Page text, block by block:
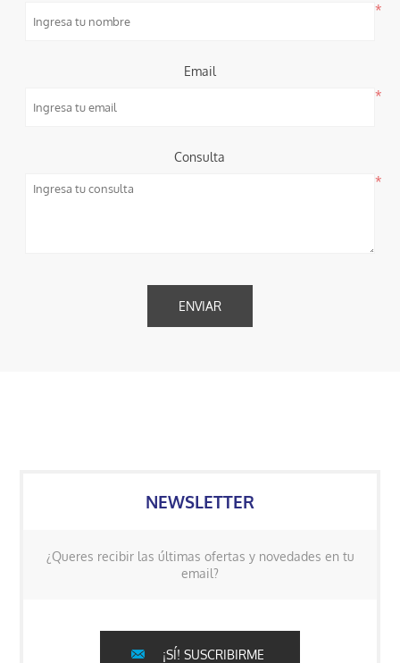
*
Email
*
Consulta
*
NEWSLETTER
¿Queres recibir las últimas ofertas y novedades en tu
email?
¡SÍ! SUSCRIBIRME